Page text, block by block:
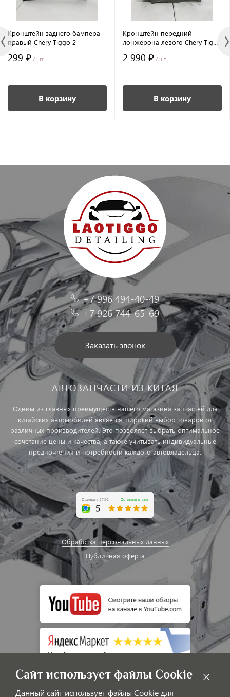
Кронштейн заднего бампера
правый Chery Tiggo 2
299 ₽ / шт
В корзину
Кронштейн передний
лонжерона левого Chery Tiggo
2 990 ₽ / шт
В корзину
+7 996 494-40-49
+7 926 744-65-69
Заказать звонок
АВТОЗАПЧАСТИ ИЗ КИТАЯ
Одним из главных преимуществ нашего магазина запчастей для
китайских автомобилей является широкий выбор товаров от
различных производителей. Это позволяет выбрать оптимальное
сочетание цены и качества, а также учитывать индивидуальные
предпочтения и потребности каждого автовладельца.
Обработка персональных данных
Публичная оферта
Сайт использует файлы Cookie
Данный сайт использует файлы Cookie для